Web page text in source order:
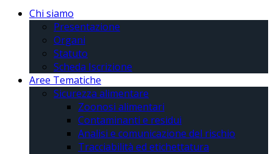
Chi siamo
Presentazione
Organi
Statuto
Scheda Iscrizione
Aree Tematiche
Sicurezza alimentare
Zoonosi alimentari
Contaminanti e residui
Analisi e comunicazione del rischio
Tracciabilità ed etichettatura